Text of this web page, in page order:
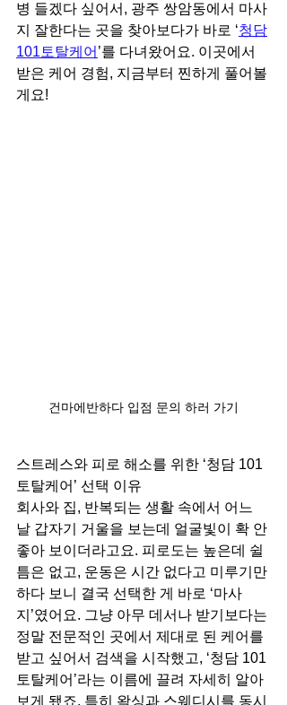
병 들겠다 싶어서, 광주 쌍암동에서 마사
지 잘한다는 곳을 찾아보다가 바로 ‘청담
101토탈케어 ’를 다녀왔어요. 이곳에서
받은 케어 경험, 지금부터 찐하게 풀어볼
게요!
건마에반하다 입점 문의 하러 가기
스트레스와 피로 해소를 위한 ‘청담 101
토탈케어’ 선택 이유
회사와 집, 반복되는 생활 속에서 어느
날 갑자기 거울을 보는데 얼굴빛이 확 안
좋아 보이더라고요. 피로도는 높은데 쉴
틈은 없고, 운동은 시간 없다고 미루기만
하다 보니 결국 선택한 게 바로 ‘마사
지’였어요. 그냥 아무 데서나 받기보다는
정말 전문적인 곳에서 제대로 된 케어를
받고 싶어서 검색을 시작했고, ‘청담 101
토탈케어’라는 이름에 끌려 자세히 알아
보게 됐죠. 특히 왁싱과 스웨디시를 동시